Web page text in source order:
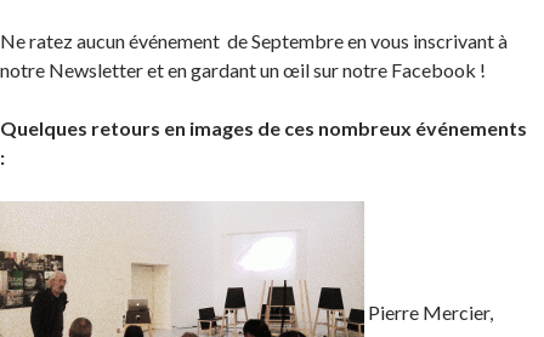
Ne ratez aucun événement de Septembre en vous inscrivant à
notre Newsletter et en gardant un œil sur notre Facebook !
Quelques retours en images de ces nombreux événements
:
Pierre Mercier,